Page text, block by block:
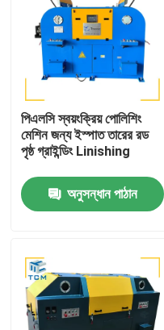
পণ্য
আমাদের সম্বন্ধে
পিএলসি স্বয়ংক্রিয় পোলিশিং
মেশিন জন্য ইস্পাত তারের রড
পৃষ্ঠ গ্রাইন্ডিং Linishing
অনুসন্ধান পাঠান